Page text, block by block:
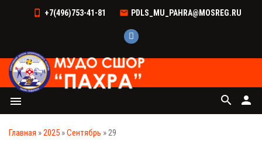
+7(496)753-41-81 PDLS_MU_PAHRA@MOSREG.RU
menu person
search
Главная »2025 »Сентябрь »29